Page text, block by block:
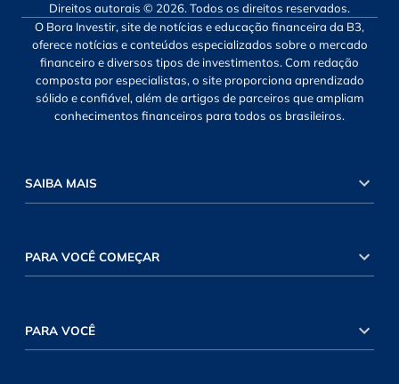
Direitos autorais © 2026. Todos os direitos reservados.
O Bora Investir, site de notícias e educação financeira da B3,
oferece notícias e conteúdos especializados sobre o mercado
financeiro e diversos tipos de investimentos. Com redação
composta por especialistas, o site proporciona aprendizado
sólido e confiável, além de artigos de parceiros que ampliam
conhecimentos financeiros para todos os brasileiros.
SAIBA MAIS
PARA VOCÊ COMEÇAR
PARA VOCÊ